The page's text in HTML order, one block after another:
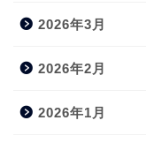
2026年3月
2026年2月
2026年1月